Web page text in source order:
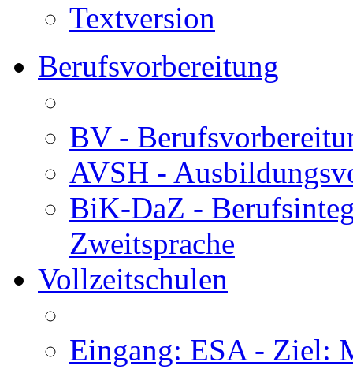
Textversion
Berufsvorbereitung
BV -
AVSH -
BiK-DaZ -
Zweitsprache
Vollzeitschulen
Eingang: ESA - Ziel: